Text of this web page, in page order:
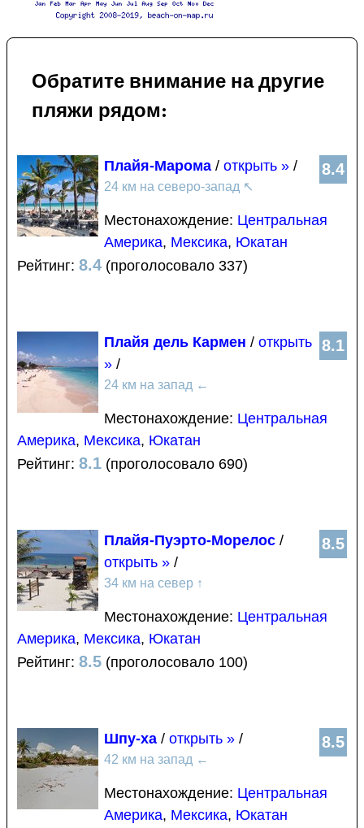
Обратите внимание на другие
пляжи рядом:
8.4
Плайя-Марома / открыть » /
24 км на северо-запад ↖
Местонахождение: Центральная
Америка, Мексика, Юкатан
Рейтинг: 8.4 (проголосовало 337)
8.1
Плайя дель Кармен / открыть
» /
24 км на запад ←
Местонахождение: Центральная
Америка, Мексика, Юкатан
Рейтинг: 8.1 (проголосовало 690)
8.5
Плайя-Пуэрто-Морелос /
открыть » /
34 км на север ↑
Местонахождение: Центральная
Америка, Мексика, Юкатан
Рейтинг: 8.5 (проголосовало 100)
8.5
Шпу-ха / открыть » /
42 км на запад ←
Местонахождение: Центральная
Америка, Мексика, Юкатан